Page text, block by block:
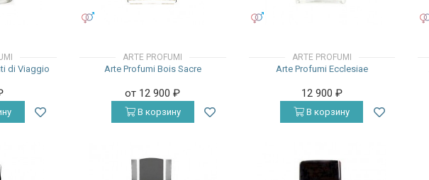
di Viaggio
ARTE PROFUMI
Arte Profumi Bois Sacre
от 12 900₽
В корзину
ARTE PROFUMI
Arte Profumi Ecclesiae
12 900 ₽
В корзину